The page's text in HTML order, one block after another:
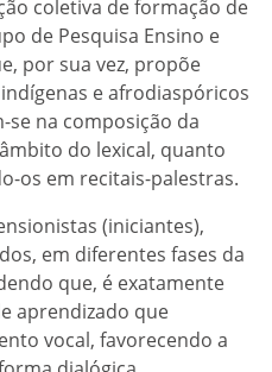
coletiva de formação de
de Pesquisa Ensino e
por sua vez, propõe
e afrodiaspóricos
se na composição da
do lexical, quanto
os em recitais-palestras.
(iniciantes),
em diferentes fases da
que, é exatamente
aprendizado que
vocal, favorecendo a